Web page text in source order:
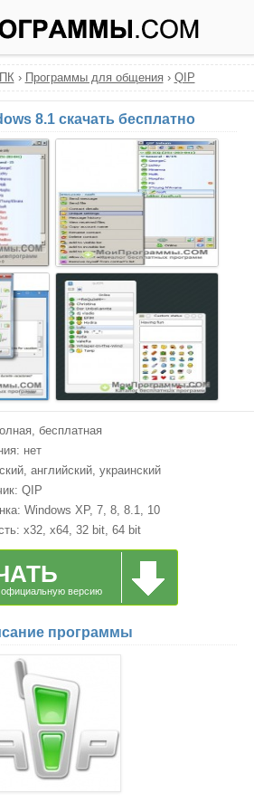
› Программы для общения › QIP
8.1 скачать бесплатно
бесплатная
нет
английский, украинский
QIP
Windows XP, 7, 8, 8.1, 10
x32, x64, 32 bit, 64 bit
официальную версию
программы